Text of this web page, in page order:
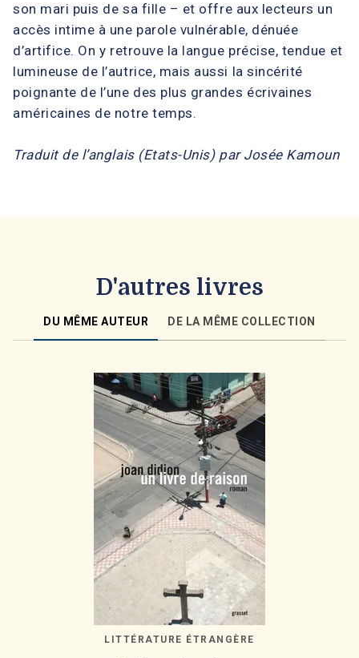
son mari puis de sa fille – et offre aux lecteurs un
accès intime à une parole vulnérable, dénuée
d’artifice. On y retrouve la langue précise, tendue et
lumineuse de l’autrice, mais aussi la sincérité
poignante de l’une des plus grandes écrivaines
américaines de notre temps.
Traduit de l’anglais (Etats-Unis) par Josée Kamoun
D'autres livres
DU MÊME AUTEUR DE LA MÊME COLLECTION
LITTÉRATURE ÉTRANGÈRE